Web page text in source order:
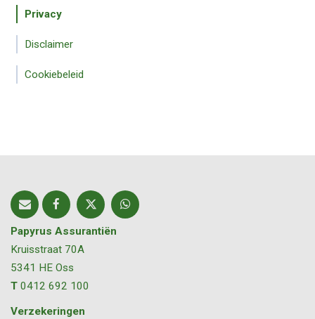
Privacy
Disclaimer
Cookiebeleid
Papyrus Assurantiën
Kruisstraat 70A
5341 HE Oss
T 0412 692 100
Verzekeringen